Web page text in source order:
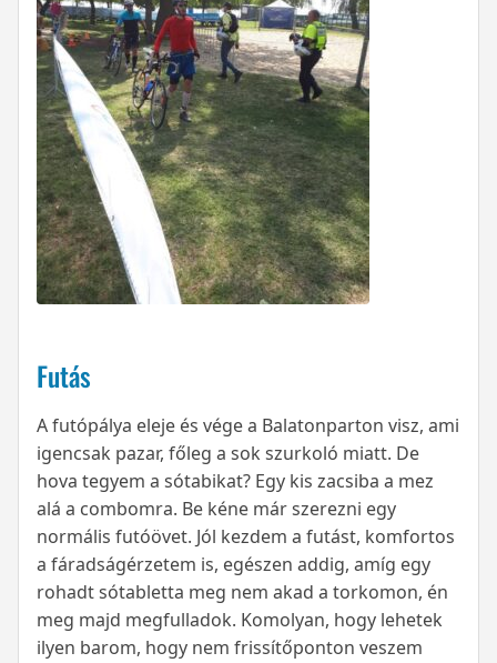
Futás
A futópálya eleje és vége a Balatonparton visz, ami
igencsak pazar, főleg a sok szurkoló miatt. De
hova tegyem a sótabikat? Egy kis zacsiba a mez
alá a combomra. Be kéne már szerezni egy
normális futóövet. Jól kezdem a futást, komfortos
a fáradságérzetem is, egészen addig, amíg egy
rohadt sótabletta meg nem akad a torkomon, én
meg majd megfulladok. Komolyan, hogy lehetek
ilyen barom, hogy nem frissítőponton veszem